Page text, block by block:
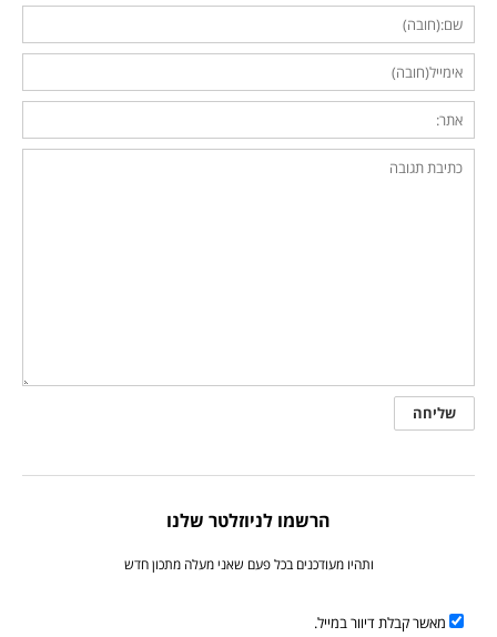
הרשמו לניוזלטר שלנו
ותהיו מעודכנים בכל פעם שאני מעלה מתכון חדש
מאשר קבלת דיוור במייל.